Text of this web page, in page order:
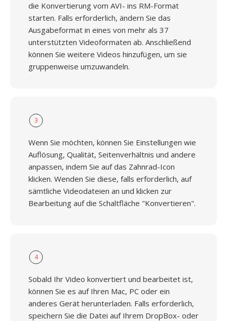
die Konvertierung vom AVI- ins RM-Format
starten. Falls erforderlich, ändern Sie das
Ausgabeformat in eines von mehr als 37
unterstützten Videoformaten ab. Anschließend
können Sie weitere Videos hinzufügen, um sie
gruppenweise umzuwandeln.
3
Wenn Sie möchten, können Sie Einstellungen wie
Auflösung, Qualität, Seitenverhältnis und andere
anpassen, indem Sie auf das Zahnrad-Icon
klicken. Wenden Sie diese, falls erforderlich, auf
sämtliche Videodateien an und klicken zur
Bearbeitung auf die Schaltfläche "Konvertieren".
4
Sobald Ihr Video konvertiert und bearbeitet ist,
können Sie es auf Ihren Mac, PC oder ein
anderes Gerät herunterladen. Falls erforderlich,
speichern Sie die Datei auf Ihrem DropBox- oder